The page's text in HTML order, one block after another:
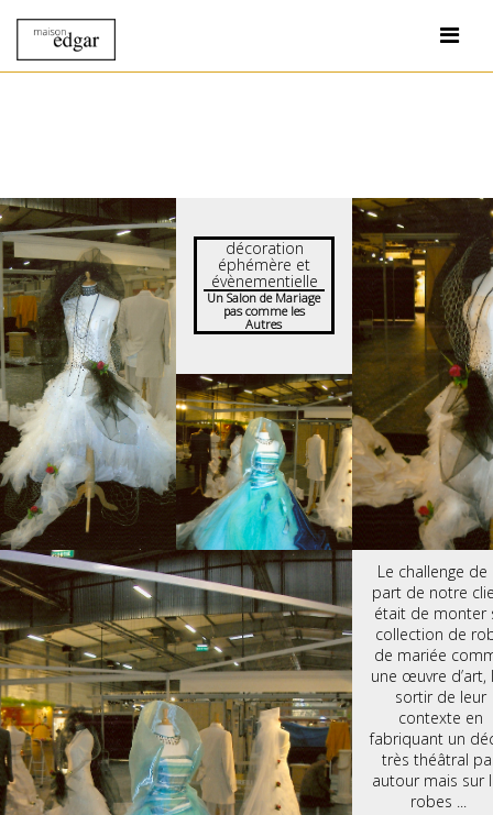
décoration
éphémère et
évènementielle
Un Salon de Mariage
pas comme les
Autres
Le challenge de
part de notre
était de monter
collection de
de mariée
une œuvre d’art,
sortir de leur
contexte en
fabriquant un
très théâtral
autour mais sur
robes ...